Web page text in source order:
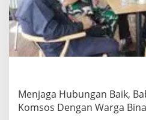
,
B
a
b
n
L
a
k
Menjaga Hubungan Baik,
Komsos Dengan Warga